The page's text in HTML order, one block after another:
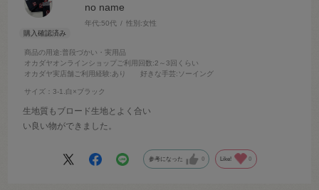
no name
年代:50代 性別:女性
商品の用途:普段づかい・実用品
オカダヤオンラインショップご利用回数:2～3回くらい
オカダヤ実店舗ご利用経験:あり 好きな手芸:ソーイング
サイズ：3-1.白×ブラック
生地質もブロード生地とよく合い
い良い物ができました。
参考になった 0 Like! 0